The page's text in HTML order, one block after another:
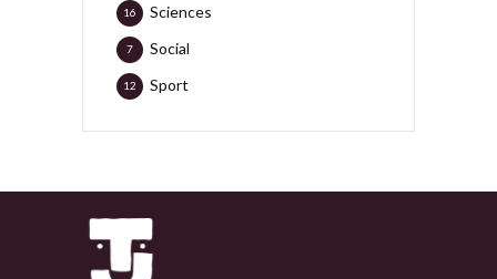
Sciences
16
Social
7
Sport
12